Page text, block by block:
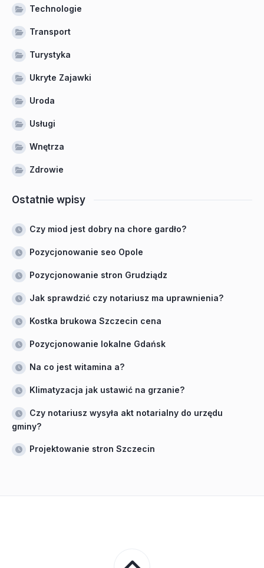
Technologie
Transport
Turystyka
Ukryte Zajawki
Uroda
Usługi
Wnętrza
Zdrowie
Ostatnie wpisy
Czy miod jest dobry na chore gardło?
Pozycjonowanie seo Opole
Pozycjonowanie stron Grudziądz
Jak sprawdzić czy notariusz ma uprawnienia?
Kostka brukowa Szczecin cena
Pozycjonowanie lokalne Gdańsk
Na co jest witamina a?
Klimatyzacja jak ustawić na grzanie?
Czy notariusz wysyła akt notarialny do urzędu
gminy?
Projektowanie stron Szczecin